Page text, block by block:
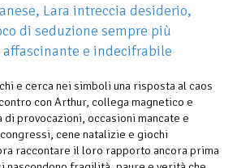
Lara intreccia desiderio,
di seduzione sempre più
e indecifrabile
e cerca nei simboli una risposta al caos
con Arthur, collega magnetico e
di provocazioni, occasioni mancate e
cene natalizie e giochi
raccontare il loro rapporto ancora prima